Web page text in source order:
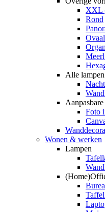
XXL
Rond
Ovaal
Alle lampen
Foto
Wonen & werken
Lampen